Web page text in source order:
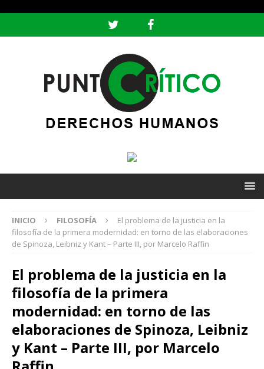
INICIO FILOSOFÍA
El problema de la justicia en la
filosofía de la primera modernidad: en torno de las elaboraciones
de Spinoza, Leibniz y Kant – Parte III, por Marcelo Raffin
El problema de la justicia en la
filosofía de la primera
modernidad: en torno de las
elaboraciones de Spinoza, Leibniz
y Kant – Parte III, por Marcelo